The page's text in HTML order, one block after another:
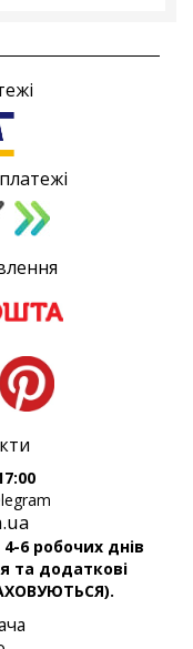
4-6 робочих днів
та додаткові